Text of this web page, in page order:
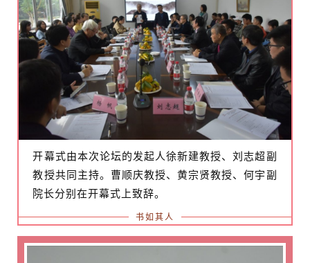
开幕式由本次论坛的发起人徐新建教授、刘志超副
教授共同主持。曹顺庆教授、黄宗贤教授、何宇副
院长分别在开幕式上致辞。
书如其人